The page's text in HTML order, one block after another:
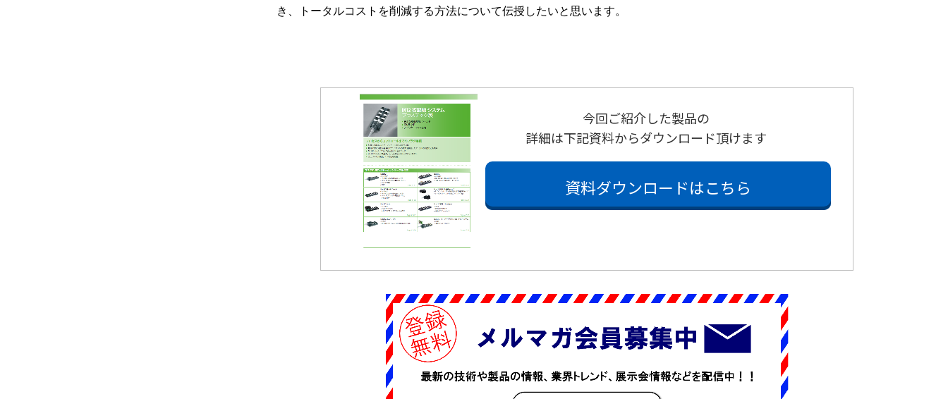
き、トータルコストを削減する方法について伝授したいと思います。
今回ご紹介した製品の
詳細は下記資料からダウンロード頂けます
資料ダウンロードはこちら